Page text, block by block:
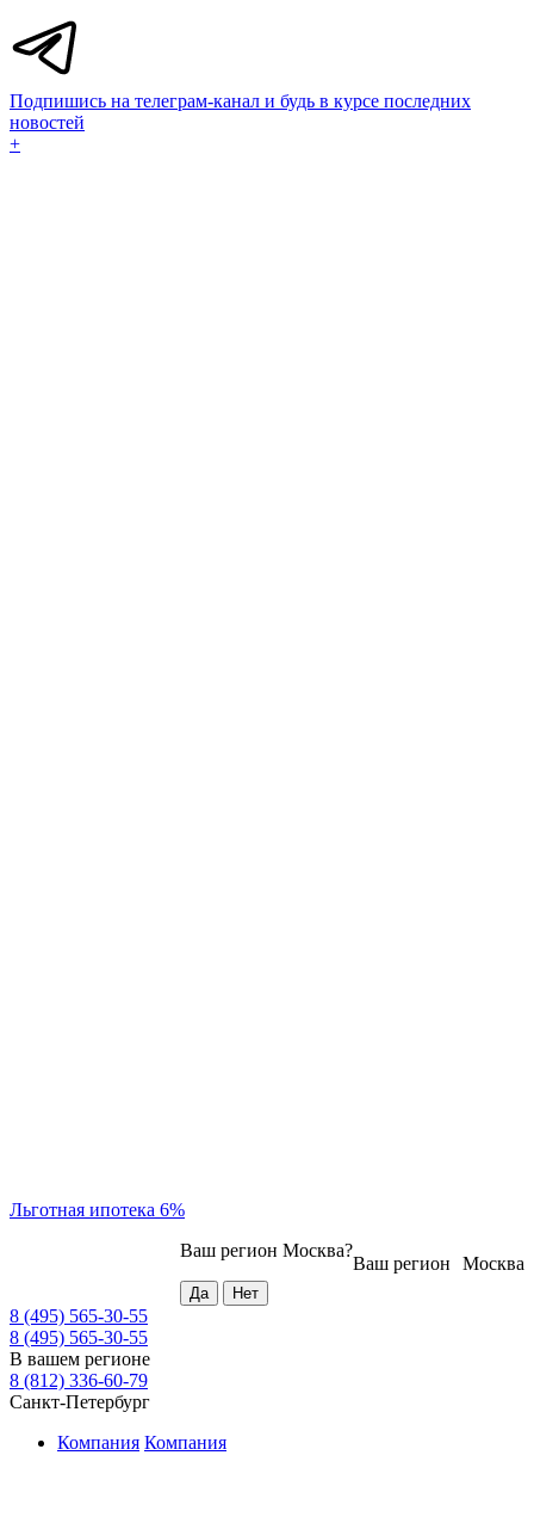
Подпишись на телеграм-канал и будь в курсе последних
новостей
+
Льготная ипотека 6%
Москва
Ваш регион
Ваш регион Москва?
8 (495) 565-30-55
8 (495) 565-30-55
В вашем регионе
8 (812) 336-60-79
Санкт-Петербург
Компания Компания